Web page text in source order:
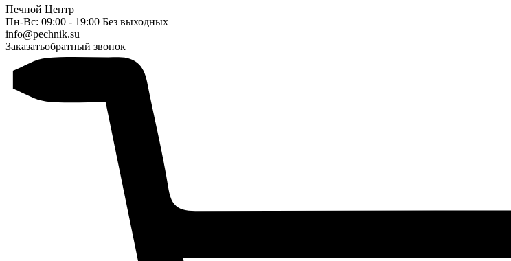
Печной Центр
Пн-Вс: 09:00 - 19:00 Без выходных
info@pechnik.su
Заказатьобратный звонок